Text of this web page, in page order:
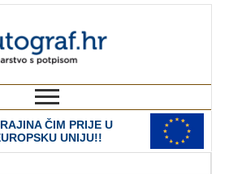
ČIM PRIJE U
UNIJU!!